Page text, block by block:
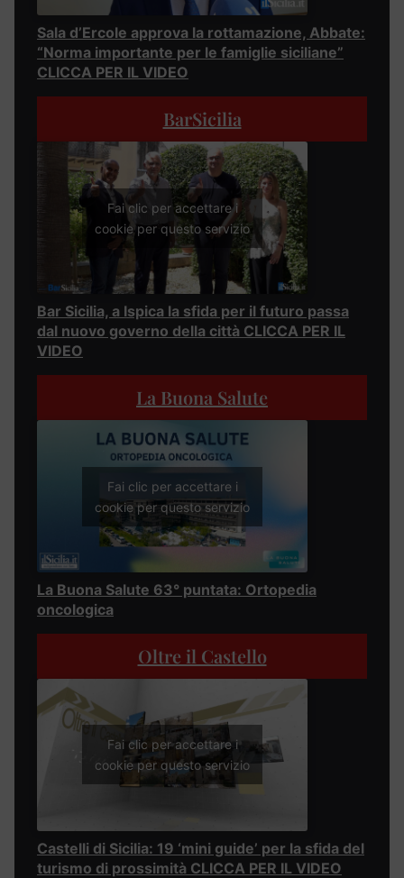
Sala d’Ercole approva la rottamazione, Abbate:
“Norma importante per le famiglie siciliane”
CLICCA PER IL VIDEO
BarSicilia
Fai clic per accettare i
cookie per questo servizio
Bar Sicilia, a Ispica la sfida per il futuro passa
dal nuovo governo della città CLICCA PER IL
VIDEO
La Buona Salute
Fai clic per accettare i
cookie per questo servizio
La Buona Salute 63° puntata: Ortopedia
oncologica
Oltre il Castello
Fai clic per accettare i
cookie per questo servizio
Castelli di Sicilia: 19 ‘mini guide’ per la sfida del
turismo di prossimità CLICCA PER IL VIDEO